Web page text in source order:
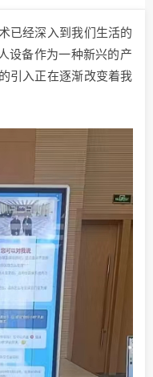
已经深入到我们生活的
设备作为一种新兴的产
引入正在逐渐改变着我